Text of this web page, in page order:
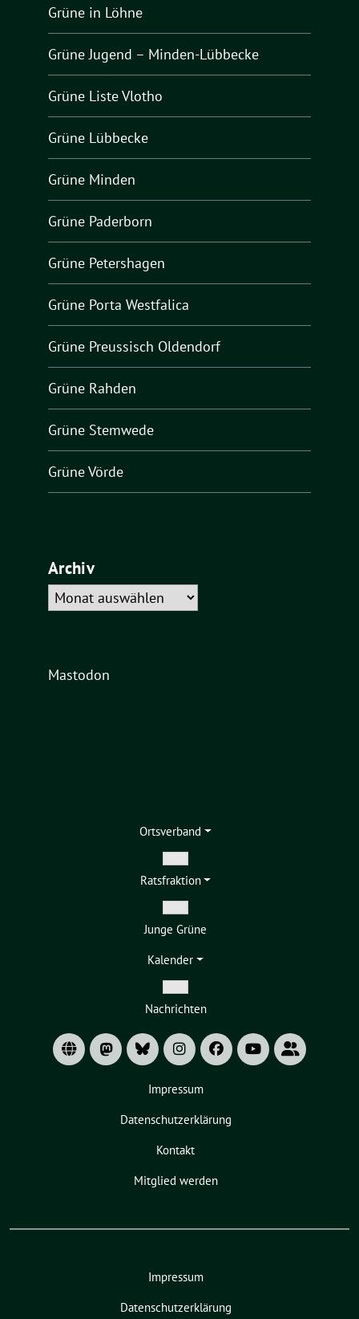
Grüne in Löhne
Grüne Jugend – Minden-Lübbecke
Grüne Liste Vlotho
Grüne Lübbecke
Grüne Minden
Grüne Paderborn
Grüne Petershagen
Grüne Porta Westfalica
Grüne Preussisch Oldendorf
Grüne Rahden
Grüne Stemwede
Grüne Vörde
Archiv
Archiv
Mastodon
Ortsverband
Zeige
Untermenü
Ratsfraktion
Zeige
Untermenü
Junge Grüne
Kalender
Zeige
Untermenü
Nachrichten
Impressum
Datenschutzerklärung
Kontakt
Mitglied werden
Impressum
Datenschutzerklärung